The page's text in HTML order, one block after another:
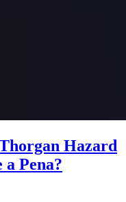
Hazard
Pena?